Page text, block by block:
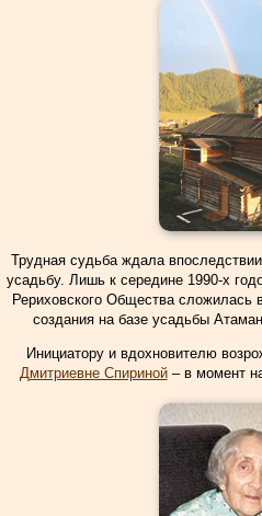
Трудная судьба ждала
усадьбу. Лишь к середине 1990-х
Рериховского Общества сложилась
создания на базе усадьбы
Инициатору и вдохновителю
Дмитриевне Спириной– в момент